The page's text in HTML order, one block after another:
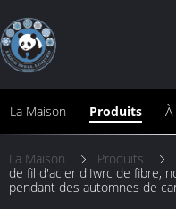
La Maison Produits
La Maison Produits
de fil d'acier d'Iwrc de fibre,
pendant des automnes de